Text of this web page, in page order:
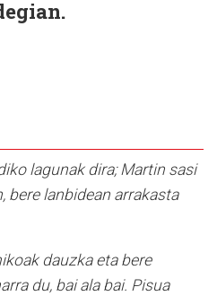
lagunak dira; Martin sasi
bere lanbidean arrakasta
dauzka eta bere
du, bai ala bai. Pisua